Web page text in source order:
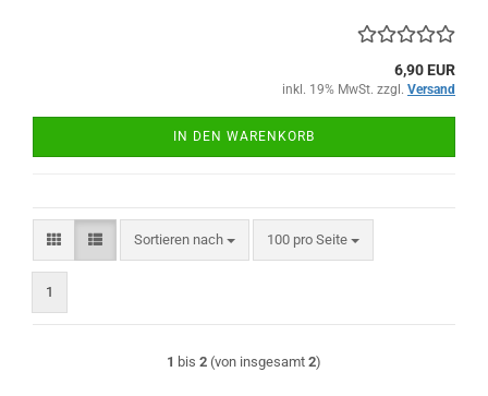
6,90 EUR
inkl. 19% MwSt. zzgl. Versand
IN DEN WARENKORB
Sortieren nach
Sortieren nach 100 pro Seite
pro Seite
1
1 bis 2 (von insgesamt 2)